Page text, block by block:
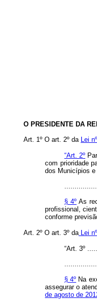
O PRESIDENTE DA
Art. 1º O art. 2º da Lei
“Art. 2º
com prioridade
dos Municípios e
§ 4ºAs
profissional,
conforme
Art. 2º O art. 3º daLei
“Art. 3º
§ 4º Na
assegurar o
de agosto de